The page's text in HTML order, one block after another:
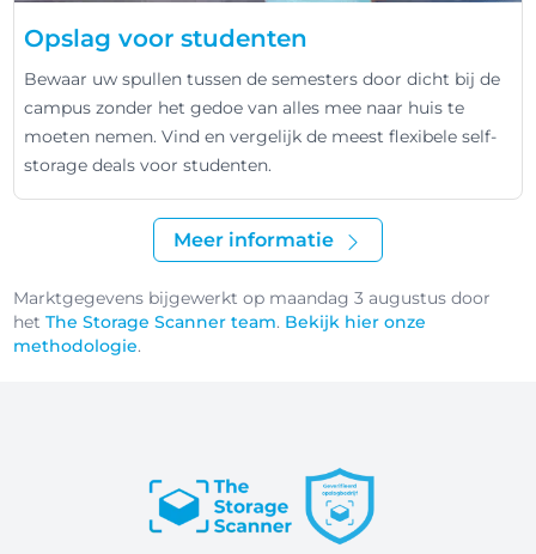
Opslag voor studenten
Bewaar uw spullen tussen de semesters door dicht bij de
campus zonder het gedoe van alles mee naar huis te
moeten nemen. Vind en vergelijk de meest flexibele self-
storage deals voor studenten.
Meer informatie
Marktgegevens bijgewerkt op maandag 3 augustus door
hetThe Storage Scanner team. Bekijk hier onze
methodologie.